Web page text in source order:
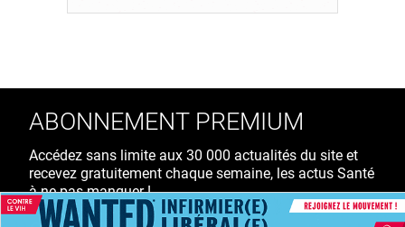
ABONNEMENT PREMIUM
Accédez sans limite aux 30 000 actualités du site et
recevez gratuitement chaque semaine, les actus Santé
à ne pas manquer !